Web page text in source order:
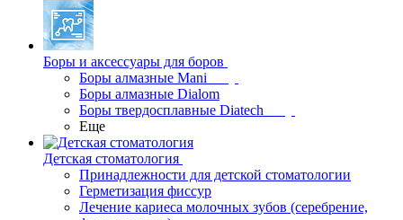
Боры и аксессуары для боров
Боры алмазные Mani
Боры алмазные Dialom
Боры твердосплавные Diatech
Еще
Детская стоматология
Принадлежности для детской стоматологии
Герметизация фиссур
Лечение кариеса молочных зубов (серебрение,